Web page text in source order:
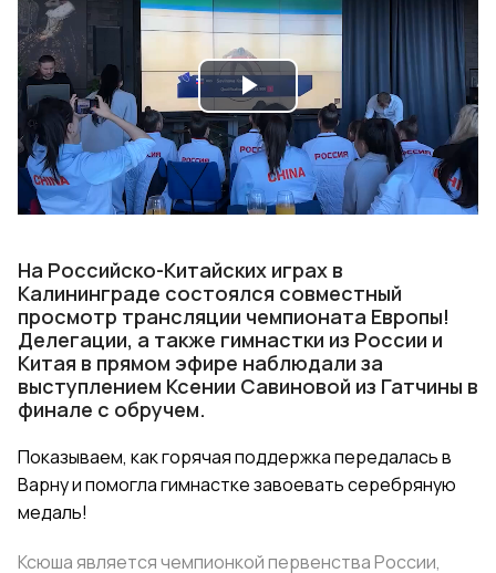
Play
Video
На Российско-Китайских играх в
Калининграде состоялся совместный
просмотр трансляции чемпионата Европы!
Делегации, а также гимнастки из России и
Китая в прямом эфире наблюдали за
выступлением Ксении Савиновой из Гатчины в
финале с обручем.
Показываем, как горячая поддержка передалась в
Варну и помогла гимнастке завоевать серебряную
медаль!
Ксюша является чемпионкой первенства России,